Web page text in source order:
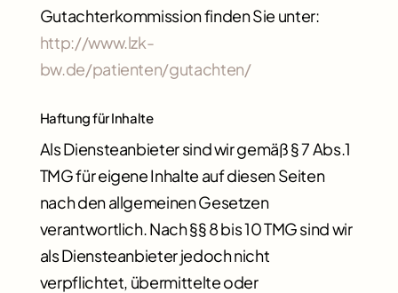
Gutachterkommission finden Sie unter:
http://www.lzk-
bw.de/patienten/gutachten/
Haftung für Inhalte
Als Diensteanbieter sind wir gemäß § 7 Abs.1
TMG für eigene Inhalte auf diesen Seiten
nach den allgemeinen Gesetzen
verantwortlich. Nach §§ 8 bis 10 TMG sind wir
als Diensteanbieter jedoch nicht
verpflichtet, übermittelte oder